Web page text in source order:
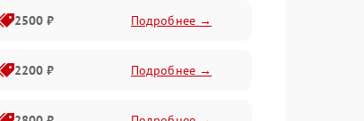
2500 ₽ Подробнее →
2200 ₽ Подробнее →